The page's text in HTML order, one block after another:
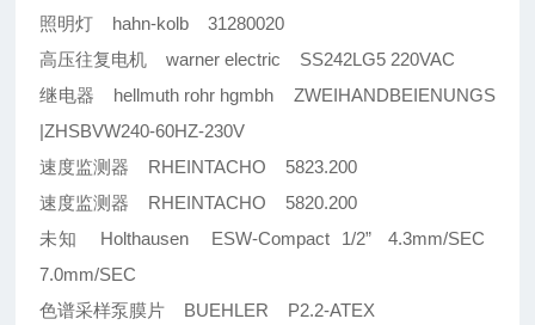
照明灯 hahn-kolb 31280020
高压往复电机 warner electric SS242LG5 220VAC
继电器 hellmuth rohr hgmbh ZWEIHANDBEIENUNGS
|ZHSBVW240-60HZ-230V
速度监测器 RHEINTACHO 5823.200
速度监测器 RHEINTACHO 5820.200
未知 Holthausen ESW-Compact 1/2” 4.3mm/SEC
7.0mm/SEC
色谱采样泵膜片 BUEHLER P2.2-ATEX